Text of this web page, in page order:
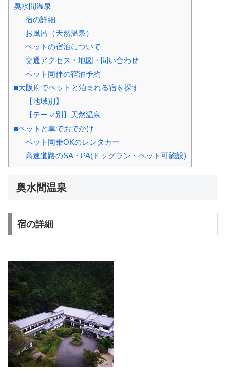
奥水間温泉
宿の詳細
お風呂（天然温泉）
ペットの宿泊について
交通アクセス・地図・問い合わせ
ペット同伴の宿泊予約
■大阪府でペットと泊まれる宿を探す
【地域別】
【テーマ別】天然温泉
■ペットと車でおでかけ
ペット同乗OKのレンタカー
高速道路のSA・PA(ドッグラン・ペット可施設)
奥水間温泉
宿の詳細